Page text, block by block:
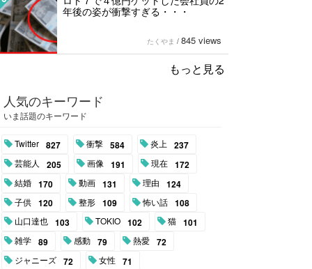
年後の姿が衝撃すぎる・・・
たくやま / 845 views
もっと見る
人気のキーワード
いま話題のキーワード
Twitter 827 衝撃 584 炎上 237
芸能人 205 画像 191 現在 172
結婚 170 動画 131 理由 124
子供 120 整形 109 怖い話 108
山口達也 103 TOKIO 102 猫 101
雑学 89 感動 79 熱愛 72
ジャニーズ 72 女性 71